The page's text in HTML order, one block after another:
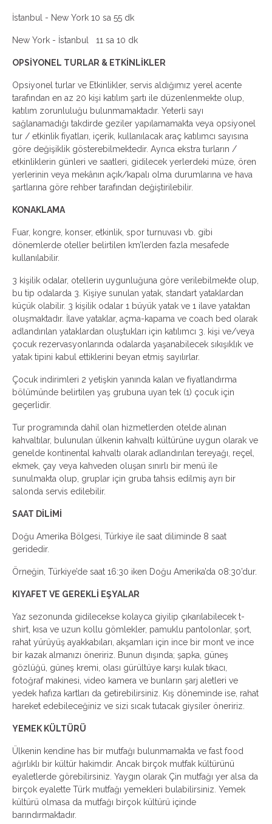
İstanbul - New York 10 sa 55 dk
New York - İstanbul 11 sa 10 dk
OPSİYONEL TURLAR & ETKİNLİKLER
Opsiyonel turlar ve Etkinlikler, servis aldığımız yerel acente
tarafından en az 20 kişi katılım şartı ile düzenlenmekte olup,
katılım zorunluluğu bulunmamaktadır. Yeterli sayı
sağlanamadığı takdirde geziler yapılamamakta veya opsiyonel
tur / etkinlik fiyatları, içerik, kullanılacak araç katılımcı sayısına
göre değişiklik gösterebilmektedir. Ayrıca ekstra turların /
etkinliklerin günleri ve saatleri, gidilecek yerlerdeki müze, ören
yerlerinin veya mekânın açık/kapalı olma durumlarına ve hava
şartlarına göre rehber tarafından değiştirilebilir.
KONAKLAMA
Fuar, kongre, konser, etkinlik, spor turnuvası vb. gibi
dönemlerde oteller belirtilen km’lerden fazla mesafede
kullanılabilir.
3 kişilik odalar, otellerin uygunluğuna göre verilebilmekte olup,
bu tip odalarda 3. Kişiye sunulan yatak, standart yataklardan
küçük olabilir. 3 kişilik odalar 1 büyük yatak ve 1 ilave yataktan
oluşmaktadır. İlave yataklar, açma-kapama ve coach bed olarak
adlandırılan yataklardan oluştukları için katılımcı 3. kişi ve/veya
çocuk rezervasyonlarında odalarda yaşanabilecek sıkışıklık ve
yatak tipini kabul ettiklerini beyan etmiş sayılırlar.
Çocuk indirimleri 2 yetişkin yanında kalan ve fiyatlandırma
bölümünde belirtilen yaş grubuna uyan tek (1) çocuk için
geçerlidir.
Tur programında dahil olan hizmetlerden otelde alınan
kahvaltılar, bulunulan ülkenin kahvaltı kültürüne uygun olarak ve
genelde kontinental kahvaltı olarak adlandırılan tereyağı, reçel,
ekmek, çay veya kahveden oluşan sınırlı bir menü ile
sunulmakta olup, gruplar için gruba tahsis edilmiş ayrı bir
salonda servis edilebilir.
SAAT DİLİMİ
Doğu Amerika Bölgesi, Türkiye ile saat diliminde 8 saat
geridedir.
Örneğin, Türkiye’de saat 16:30 iken Doğu Amerika’da 08:30’dur.
KIYAFET VE GEREKLİ EŞYALAR
Yaz sezonunda gidilecekse kolayca giyilip çıkarılabilecek t-
shirt, kısa ve uzun kollu gömlekler, pamuklu pantolonlar, şort,
rahat yürüyüş ayakkabıları, akşamları için ince bir mont ve ince
bir kazak almanızı öneririz. Bunun dışında; şapka, güneş
gözlüğü, güneş kremi, olası gürültüye karşı kulak tıkacı,
fotoğraf makinesi, video kamera ve bunların şarj aletleri ve
yedek hafıza kartları da getirebilirsiniz. Kış döneminde ise, rahat
hareket edebileceğiniz ve sizi sıcak tutacak giysiler öneririz.
YEMEK KÜLTÜRÜ
Ülkenin kendine has bir mutfağı bulunmamakta ve fast food
ağırlıklı bir kültür hakimdir. Ancak birçok mutfak kültürünü
eyaletlerde görebilirsiniz. Yaygın olarak Çin mutfağı yer alsa da
birçok eyalette Türk mutfağı yemekleri bulabilirsiniz. Yemek
kültürü olmasa da mutfağı birçok kültürü içinde
barındırmaktadır.